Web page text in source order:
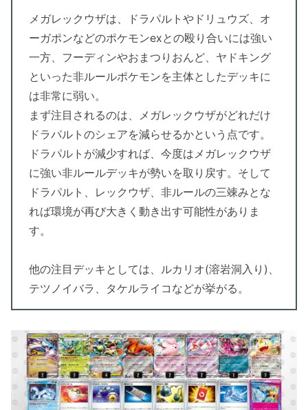
メガレックウザは、ドラパルトやドリュウズ、オ
ーガポンなどのポケモンexとの殴り合いには強い
一方、フーディンやおまつりおんど、ヤドキング
といった非ルールポケモンを主体としたデッキに
は非常に弱い。
まず注目されるのは、メガレックウザがどれだけ
ドラパルトのシェアを減らせるかという点です。
ドラパルトが減少すれば、今度はメガレックウザ
に強い非ルールデッキが勢いを取り戻す。そして
ドラパルト、レックウザ、非ルールの三竦みとな
れば環境が再び大きく動き出す可能性がありま
す。
他の注目デッキとしては、ルカリオ(溶岩洞入り)、
テツノイバラ、タケルライコなどが挙がる。